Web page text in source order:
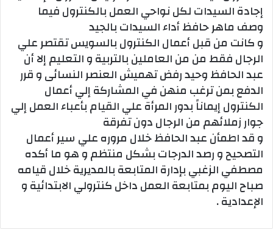
إجادة السيدات لكل نواحي العمل بالكنترول فيما
وصف ماهر حافظ أداء السيدات بالجيد
و كانت من قبل أعمال الكنترول بالسويس تقتصر علي
الرجال فقط من من العاملين بالتربية و التعليم إلا أن
عبد الحافظ وحيد رفض تهميش العنصر النسائى و قرر
الدفع بمن ترغب منهن في المشاركة إلي أعمال
الكنترول إيماناً بدور المرأة علي القيام بأعباء العمل إلي
جوار زملائهم من الرجال دون تفرقة
و قد اطمأن عبد الحافظ خلال مروره علي سير أعمال
التصحيح و رصد الدرجات بشكل منتظم و هو ما أكده
مصطفي الزغبي بإدارة المتابعة بالمديرية خلال قيامه
صباح اليوم بمتابعة العمل داخل كنترولي الابتدائية و
الإعدادية .